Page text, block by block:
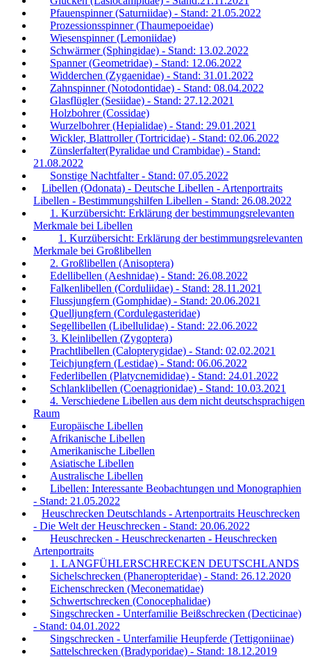
Pfauenspinner (Saturniidae) - Stand: 21.05.2022
Prozessionsspinner (Thaumepoeidae)
Wiesenspinner (Lemoniidae)
Schwärmer (Sphingidae) - Stand: 13.02.2022
Spanner (Geometridae) - Stand: 12.06.2022
Widderchen (Zygaenidae) - Stand: 31.01.2022
Zahnspinner (Notodontidae) - Stand: 08.04.2022
Glasflügler (Sesiidae) - Stand: 27.12.2021
Holzbohrer (Cossidae)
Wurzelbohrer (Hepialidae) - Stand: 29.01.2021
Wickler, Blattroller (Tortricidae) - Stand: 02.06.2022
Zünslerfalter(Pyralidae und Crambidae) - Stand:
21.08.2022
Sonstige Nachtfalter - Stand: 07.05.2022
Libellen (Odonata) - Deutsche Libellen - Artenportraits
Libellen - Bestimmungshilfen Libellen - Stand: 26.08.2022
1. Kurzübersicht: Erklärung der bestimmungsrelevanten
Merkmale bei Libellen
1. Kurzübersicht: Erklärung der bestimmungsrelevanten
Merkmale bei Großlibellen
2. Großlibellen (Anisoptera)
Edellibellen (Aeshnidae) - Stand: 26.08.2022
Falkenlibellen (Corduliidae) - Stand: 28.11.2021
Flussjungfern (Gomphidae) - Stand: 20.06.2021
Quelljungfern (Cordulegasteridae)
Segellibellen (Libellulidae) - Stand: 22.06.2022
3. Kleinlibellen (Zygoptera)
Prachtlibellen (Calopterygidae) - Stand: 02.02.2021
Teichjungfern (Lestidae) - Stand: 06.06.2022
Federlibellen (Platycnemididae) - Stand: 24.01.2022
Schlanklibellen (Coenagrionidae) - Stand: 10.03.2021
4. Verschiedene Libellen aus dem nicht deutschsprachigen
Raum
Europäische Libellen
Afrikanische Libellen
Amerikanische Libellen
Asiatische Libellen
Australische Libellen
Libellen: Interessante Beobachtungen und Monographien
- Stand: 21.05.2022
Heuschrecken Deutschlands - Artenportraits Heuschrecken
- Die Welt der Heuschrecken - Stand: 20.06.2022
Heuschrecken - Heuschreckenarten - Heuschrecken
Artenportraits
1. LANGFÜHLERSCHRECKEN DEUTSCHLANDS
Sichelschrecken (Phaneropteridae) - Stand: 26.12.2020
Eichenschrecken (Meconematidae)
Schwertschrecken (Conocephalidae)
Singschrecken - Unterfamilie Beißschrecken (Decticinae)
- Stand: 04.01.2022
Singschrecken - Unterfamilie Heupferde (Tettigoniinae)
Sattelschrecken (Bradyporidae) - Stand: 18.12.2019